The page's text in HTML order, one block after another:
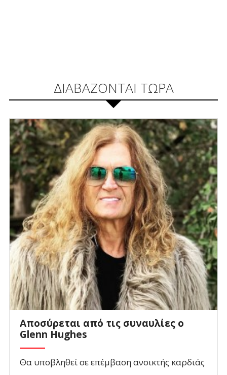
ΔΙΑΒΑΖΟΝΤΑΙ ΤΩΡΑ
Αποσύρεται από τις συναυλίες ο
Glenn Hughes
Θα υποβληθεί σε επέμβαση ανοικτής καρδιάς